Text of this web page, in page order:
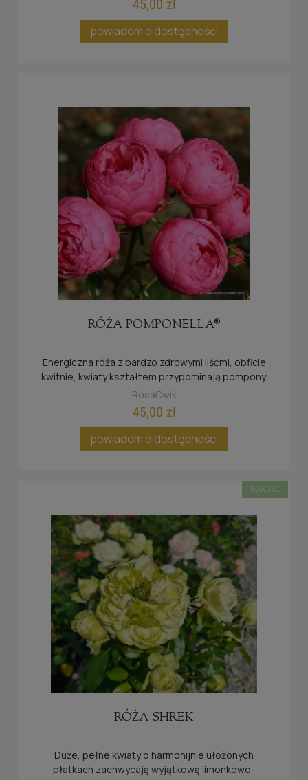
45,00 zł
powiadom o dostępności
RÓŻA POMPONELLA®
Energiczna róża z bardzo zdrowymi liśćmi, obficie
kwitnie, kwiaty kształtem przypominają pompony.
RosaĆwik
45,00 zł
powiadom o dostępności
RÓŻA SHREK
Duże, pełne kwiaty o harmonijnie ułożonych
płatkach zachwycają wyjątkową limonkowo-
NOWOŚĆ